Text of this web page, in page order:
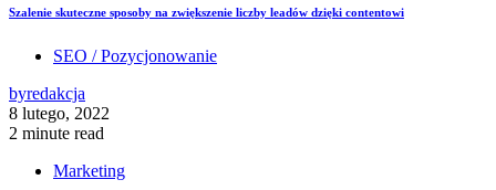
Szalenie skuteczne sposoby na zwiększenie liczby leadów dzięki contentowi
SEO / Pozycjonowanie
byredakcja
8 lutego, 2022
2 minute read
Marketing